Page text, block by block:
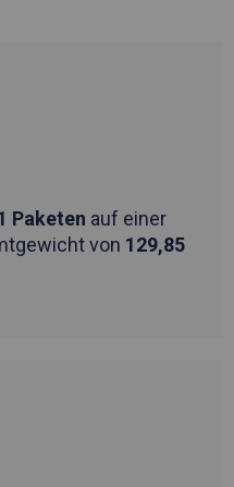
Paketen auf einer
von 129,85